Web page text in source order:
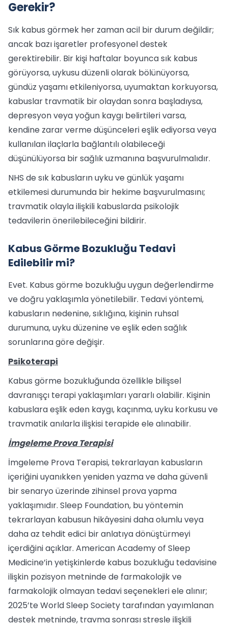
Gerekir?
Sık kabus görmek her zaman acil bir durum değildir;
ancak bazı işaretler profesyonel destek
gerektirebilir. Bir kişi haftalar boyunca sık kabus
görüyorsa, uykusu düzenli olarak bölünüyorsa,
gündüz yaşamı etkileniyorsa, uyumaktan korkuyorsa,
kabuslar travmatik bir olaydan sonra başladıysa,
depresyon veya yoğun kaygı belirtileri varsa,
kendine zarar verme düşünceleri eşlik ediyorsa veya
kullanılan ilaçlarla bağlantılı olabileceği
düşünülüyorsa bir sağlık uzmanına başvurulmalıdır.
NHS de sık kabusların uyku ve günlük yaşamı
etkilemesi durumunda bir hekime başvurulmasını;
travmatik olayla ilişkili kabuslarda psikolojik
tedavilerin önerilebileceğini bildirir.
Kabus Görme Bozukluğu Tedavi
Edilebilir mi?
Evet. Kabus görme bozukluğu uygun değerlendirme
ve doğru yaklaşımla yönetilebilir. Tedavi yöntemi,
kabusların nedenine, sıklığına, kişinin ruhsal
durumuna, uyku düzenine ve eşlik eden sağlık
sorunlarına göre değişir.
Psikoterapi
Kabus görme bozukluğunda özellikle bilişsel
davranışçı terapi yaklaşımları yararlı olabilir. Kişinin
kabuslara eşlik eden kaygı, kaçınma, uyku korkusu ve
travmatik anılarla ilişkisi terapide ele alınabilir.
İmgeleme Prova Terapisi
İmgeleme Prova Terapisi, tekrarlayan kabusların
içeriğini uyanıkken yeniden yazma ve daha güvenli
bir senaryo üzerinde zihinsel prova yapma
yaklaşımıdır. Sleep Foundation, bu yöntemin
tekrarlayan kabusun hikâyesini daha olumlu veya
daha az tehdit edici bir anlatıya dönüştürmeyi
içerdiğini açıklar. American Academy of Sleep
Medicine’in yetişkinlerde kabus bozukluğu tedavisine
ilişkin pozisyon metninde de farmakolojik ve
farmakolojik olmayan tedavi seçenekleri ele alınır;
2025’te World Sleep Society tarafından yayımlanan
destek metninde, travma sonrası stresle ilişkili